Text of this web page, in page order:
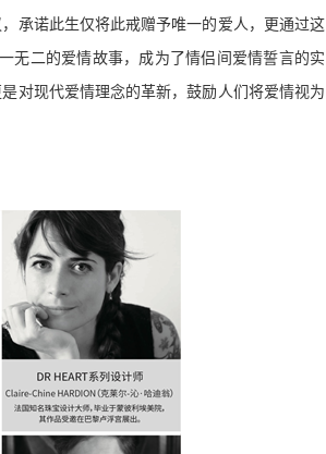
承诺此生仅将此戒赠予唯一的爱人，更通过这
无二的爱情故事，成为了情侣间爱情誓言的实
对现代爱情理念的革新，鼓励人们将爱情视为